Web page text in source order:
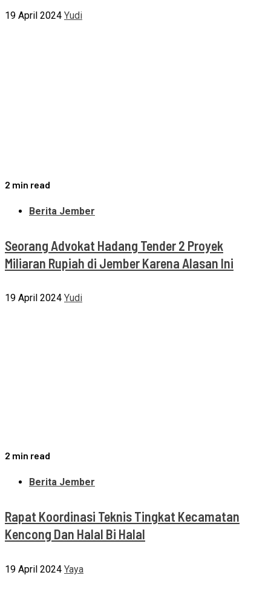
19 April 2024 Yudi
2 min read
Berita Jember
Seorang Advokat Hadang Tender 2 Proyek
Miliaran Rupiah di Jember Karena Alasan Ini
19 April 2024 Yudi
2 min read
Berita Jember
Rapat Koordinasi Teknis Tingkat Kecamatan
Kencong Dan Halal Bi Halal
19 April 2024 Yaya